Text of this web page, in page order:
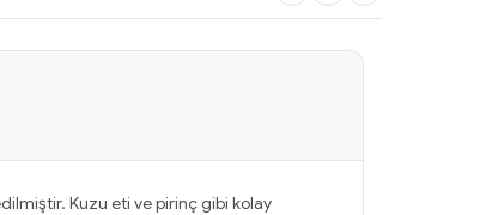
Kuzu eti ve pirinç gibi kolay